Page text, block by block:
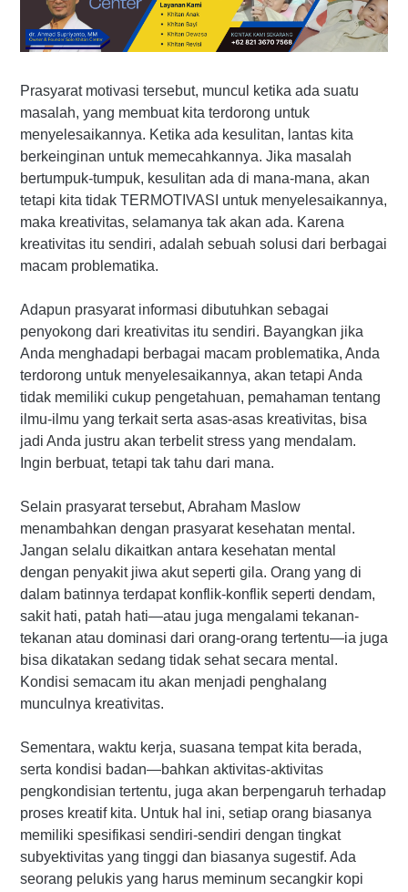
Prasyarat motivasi tersebut, muncul ketika ada suatu
masalah, yang membuat kita terdorong untuk
menyelesaikannya. Ketika ada kesulitan, lantas kita
berkeinginan untuk memecahkannya. Jika masalah
bertumpuk-tumpuk, kesulitan ada di mana-mana, akan
tetapi kita tidak TERMOTIVASI untuk menyelesaikannya,
maka kreativitas, selamanya tak akan ada. Karena
kreativitas itu sendiri, adalah sebuah solusi dari berbagai
macam problematika.
Adapun prasyarat informasi dibutuhkan sebagai
penyokong dari kreativitas itu sendiri. Bayangkan jika
Anda menghadapi berbagai macam problematika, Anda
terdorong untuk menyelesaikannya, akan tetapi Anda
tidak memiliki cukup pengetahuan, pemahaman tentang
ilmu-ilmu yang terkait serta asas-asas kreativitas, bisa
jadi Anda justru akan terbelit stress yang mendalam.
Ingin berbuat, tetapi tak tahu dari mana.
Selain prasyarat tersebut, Abraham Maslow
menambahkan dengan prasyarat kesehatan mental.
Jangan selalu dikaitkan antara kesehatan mental
dengan penyakit jiwa akut seperti gila. Orang yang di
dalam batinnya terdapat konflik-konflik seperti dendam,
sakit hati, patah hati—atau juga mengalami tekanan-
tekanan atau dominasi dari orang-orang tertentu—ia juga
bisa dikatakan sedang tidak sehat secara mental.
Kondisi semacam itu akan menjadi penghalang
munculnya kreativitas.
Sementara, waktu kerja, suasana tempat kita berada,
serta kondisi badan—bahkan aktivitas-aktivitas
pengkondisian tertentu, juga akan berpengaruh terhadap
proses kreatif kita. Untuk hal ini, setiap orang biasanya
memiliki spesifikasi sendiri-sendiri dengan tingkat
subyektivitas yang tinggi dan biasanya sugestif. Ada
seorang pelukis yang harus meminum secangkir kopi